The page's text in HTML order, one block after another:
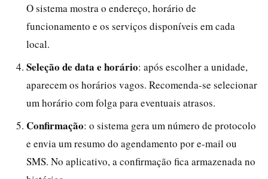
O sistema mostra o endereço, horário de
funcionamento e os serviços disponíveis em cada
local.
Seleção de data e horário: após escolher a unidade,
aparecem os horários vagos. Recomenda-se selecionar
um horário com folga para eventuais atrasos.
Confirmação: o sistema gera um número de protocolo
e envia um resumo do agendamento por e-mail ou
SMS. No aplicativo, a confirmação fica armazenada no